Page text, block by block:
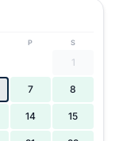
P S
1
7 8
14 15